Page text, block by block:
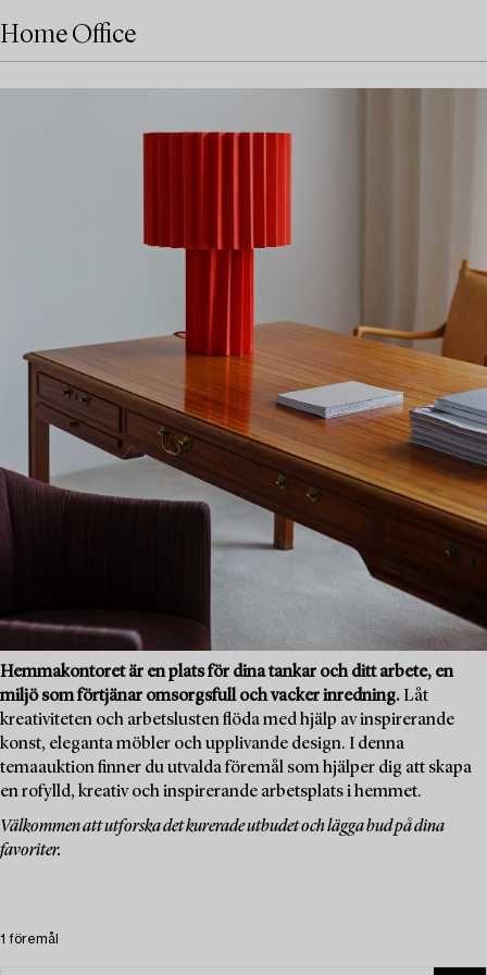
Home Office
Hemmakontoret är en plats för dina tankar och ditt arbete, en
miljö som förtjänar omsorgsfull och vacker inredning. Låt
kreativiteten och arbetslusten flöda med hjälp av inspirerande
konst, eleganta möbler och upplivande design. I denna
temaauktion finner du utvalda föremål som hjälper dig att skapa
en rofylld, kreativ och inspirerande arbetsplats i hemmet.
Välkommen att utforska det kurerade utbudet och lägga bud på dina
favoriter.
1 föremål